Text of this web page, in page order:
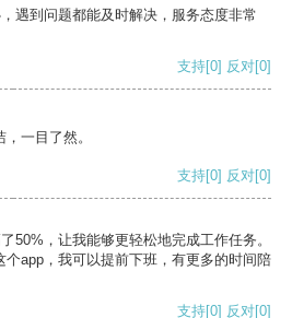
遇到问题都能及时解决，服务态度非常
支持[0] 反对[0]
一目了然。
支持[0] 反对[0]
50%，让我能够更轻松地完成工作任务。
app，我可以提前下班，有更多的时间陪
支持[0] 反对[0]